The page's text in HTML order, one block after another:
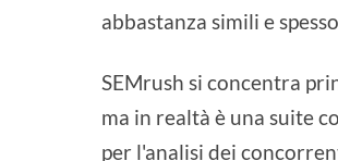
abbastanza simili e
SEMrush si concentra
ma in realtà è una suite
per l'analisi dei